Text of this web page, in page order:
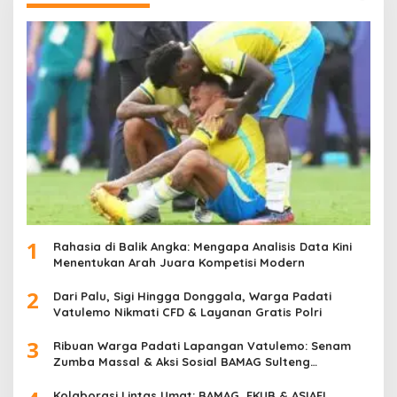
1
Rahasia di Balik Angka: Mengapa Analisis Data Kini
Menentukan Arah Juara Kompetisi Modern
2
Dari Palu, Sigi Hingga Donggala, Warga Padati
Vatulemo Nikmati CFD & Layanan Gratis Polri
3
Ribuan Warga Padati Lapangan Vatulemo: Senam
Zumba Massal & Aksi Sosial BAMAG Sulteng